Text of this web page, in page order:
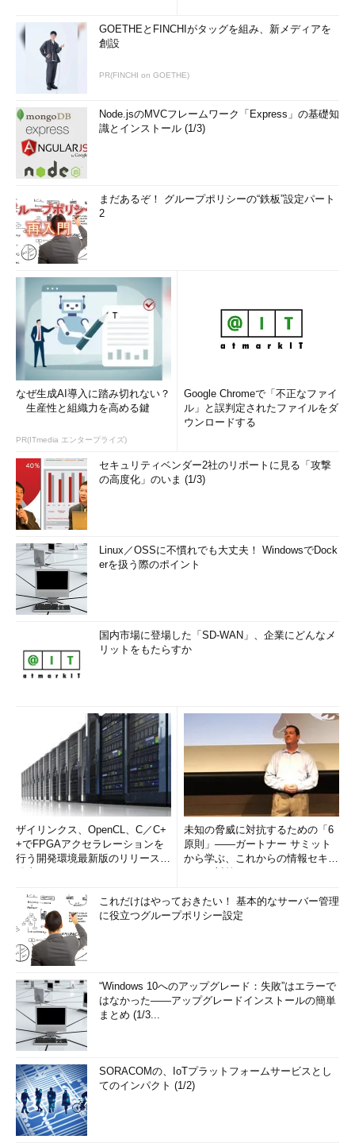
GOETHEとFINCHIがタッグを組み、新メディアを
創設
PR(FINCHI on GOETHE)
Node.jsのMVCフレームワーク「Express」の基礎知
識とインストール (1/3)
まだあるぞ！ グループポリシーの“鉄板”設定パート
2
なぜ生成AI導入に踏み切れない？
生産性と組織力を高める鍵
PR(ITmedia エンタープライズ)
Google Chromeで「不正なファイ
ル」と誤判定されたファイルをダ
ウンロードする
セキュリティベンダー2社のリポートに見る「攻撃
の高度化」のいま (1/3)
Linux／OSSに不慣れでも大丈夫！ WindowsでDock
erを扱う際のポイント
国内市場に登場した「SD-WAN」、企業にどんなメ
リットをもたらすか
ザイリンクス、OpenCL、C／C+
+でFPGAアクセラレーションを
行う開発環境最新版のリリースを
未知の脅威に対抗するための「6
原則」――ガートナー サミット
から学ぶ、これからの情報セキュ
これだけはやっておきたい！ 基本的なサーバー管理
に役立つグループポリシー設定
“Windows 10へのアップグレード：失敗”はエラーで
はなかった――アップグレードインストールの簡単
まとめ (1/3...
SORACOMの、IoTプラットフォームサービスとし
てのインパクト (1/2)